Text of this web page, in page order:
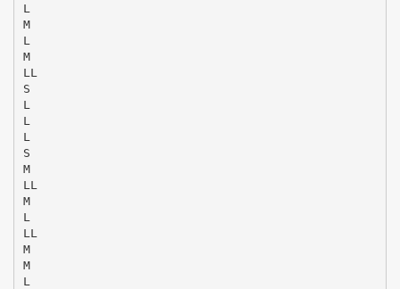
L
M
L
M
LL
S
L
L
L
S
M
LL
M
L
LL
M
M
L